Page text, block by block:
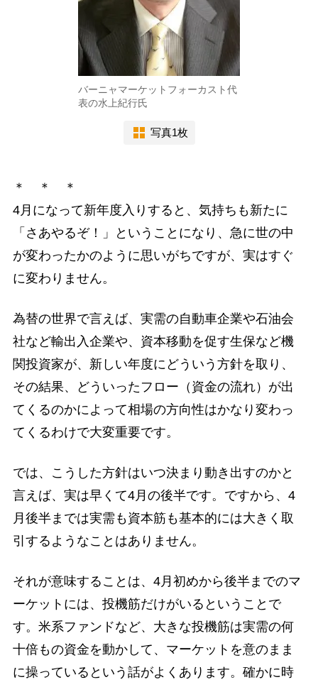
バーニャマーケットフォーカスト代
表の水上紀行氏
写真1枚
＊ ＊ ＊
4月になって新年度入りすると、気持ちも新たに
「さあやるぞ！」ということになり、急に世の中
が変わったかのように思いがちですが、実はすぐ
に変わりません。
為替の世界で言えば、実需の自動車企業や石油会
社など輸出入企業や、資本移動を促す生保など機
関投資家が、新しい年度にどういう方針を取り、
その結果、どういったフロー（資金の流れ）が出
てくるのかによって相場の方向性はかなり変わっ
てくるわけで大変重要です。
では、こうした方針はいつ決まり動き出すのかと
言えば、実は早くて4月の後半です。ですから、4
月後半までは実需も資本筋も基本的には大きく取
引するようなことはありません。
それが意味することは、4月初めから後半までのマ
ーケットには、投機筋だけがいるということで
す。米系ファンドなど、大きな投機筋は実需の何
十倍もの資金を動かして、マーケットを意のまま
に操っているという話がよくあります。確かに時